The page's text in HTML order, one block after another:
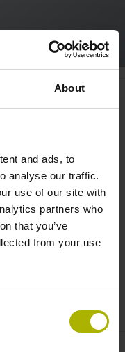
About
and ads, to
analyse our traffic.
use of our site with
partners who
that you’ve
from your use
handling
Z